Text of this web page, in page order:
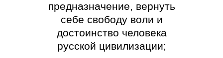
предназначение, вернуть
себе свободу воли и
достоинство человека
русской цивилизации;